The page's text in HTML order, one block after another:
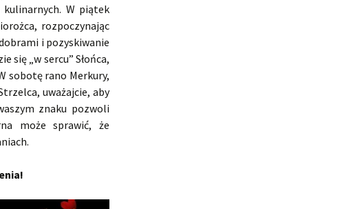
W piątek
rozpoczynając
i pozyskiwanie
się „w sercu” Słońca,
sobotę rano Merkury,
uważajcie, aby
znaku pozwoli
może sprawić, że